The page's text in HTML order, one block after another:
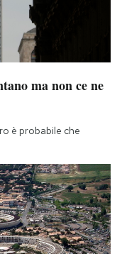
ma non ce ne
è probabile che